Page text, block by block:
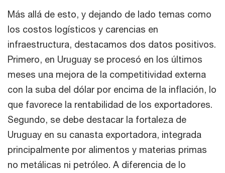
Más allá de esto, y dejando de lado temas como
los costos logísticos y carencias en
infraestructura, destacamos dos datos positivos.
Primero, en Uruguay se procesó en los últimos
meses una mejora de la competitividad externa
con la suba del dólar por encima de la inflación, lo
que favorece la rentabilidad de los exportadores.
Segundo, se debe destacar la fortaleza de
Uruguay en su canasta exportadora, integrada
principalmente por alimentos y materias primas
no metálicas ni petróleo. A diferencia de lo